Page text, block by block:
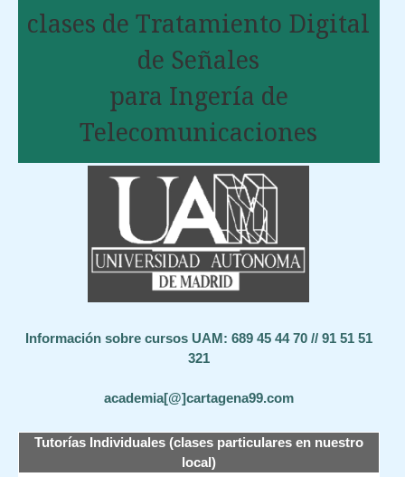
clases de Tratamiento Digital
de Señales
para Ingería de
Telecomunicaciones
Información sobre cursos UAM: 689 45 44 70 // 91 51 51
321
academia[@]cartagena99.com
Tutorías Individuales (clases particulares en nuestro
local)